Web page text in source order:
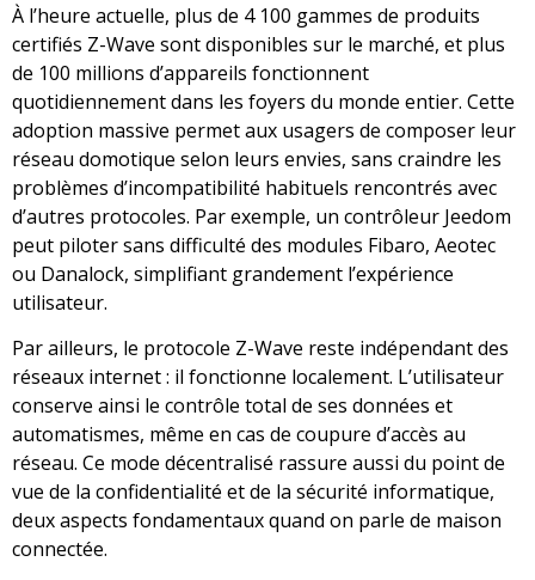
À l’heure actuelle, plus de 4 100 gammes de produits
certifiés Z-Wave sont disponibles sur le marché, et plus
de 100 millions d’appareils fonctionnent
quotidiennement dans les foyers du monde entier. Cette
adoption massive permet aux usagers de composer leur
réseau domotique selon leurs envies, sans craindre les
problèmes d’incompatibilité habituels rencontrés avec
d’autres protocoles. Par exemple, un contrôleur Jeedom
peut piloter sans difficulté des modules Fibaro, Aeotec
ou Danalock, simplifiant grandement l’expérience
utilisateur.
Par ailleurs, le protocole Z-Wave reste indépendant des
réseaux internet : il fonctionne localement. L’utilisateur
conserve ainsi le contrôle total de ses données et
automatismes, même en cas de coupure d’accès au
réseau. Ce mode décentralisé rassure aussi du point de
vue de la confidentialité et de la sécurité informatique,
deux aspects fondamentaux quand on parle de maison
connectée.